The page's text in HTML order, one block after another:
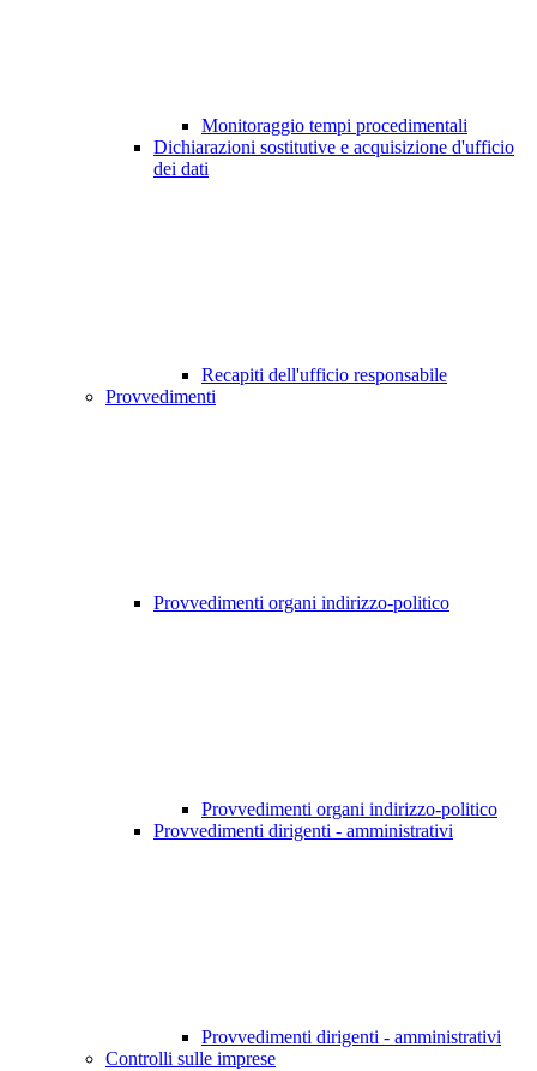
Monitoraggio tempi procedimentali
Dichiarazioni sostitutive e acquisizione d'ufficio
dei dati
Recapiti dell'ufficio responsabile
Provvedimenti
Provvedimenti organi indirizzo-politico
Provvedimenti organi indirizzo-politico
Provvedimenti dirigenti - amministrativi
Provvedimenti dirigenti - amministrativi
Controlli sulle imprese